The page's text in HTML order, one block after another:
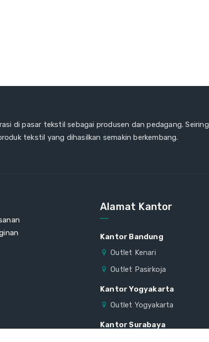
di pasar tekstil sebagai produsen dan pedagang. Seiring
tekstil yang dihasilkan semakin berkembang.
Alamat Kantor
Kantor Bandung
Outlet Kenari
Outlet Pasirkoja
Kantor Yogyakarta
Outlet Yogyakarta
Kantor Surabaya